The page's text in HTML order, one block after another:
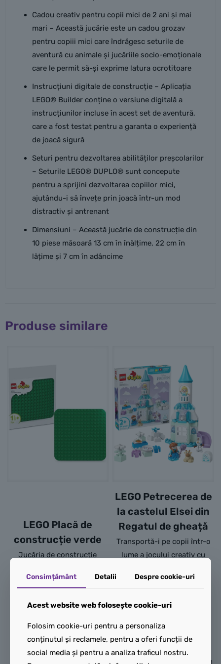
Cadou creativ pentru copii mici de 2 ani și mai
mari – Această jucărie este un cadou grozav
pentru copiii mici care îndrăgesc seturile de
aventură cu animale și jucăriile socio-emoționale
care le permit să-și exprime latura ocrotitoare
Instrucțiuni digitale de construcție – Aplicația
LEGO® Builder conține o versiune digitală a
instrucțiunilor incluse în acest set de aventură,
care a fost testat pentru a garanta o experiență
de joacă sigură
Seturi pentru dezvoltarea abilităților preșcolarilor
– Seturile LEGO® DUPLO® sunt concepute
pentru a sprijini dezvoltarea copiilor mici,
ajutându-i să învețe prin joacă într-un mod
distractiv și antrenant
Dimensiuni – Această jucărie de construcție din
10 piese măsoară 13 cm în înălțime, 22 cm în
lățime și 7 cm în adâncime
Produse similare
LEGO Placă de
construcție verde
Jucăria de construcție
construcție verde (10460)
preșcolarii de 18 luni și mai
mari o pot folosi pentru a
construi, a se juca și a-și
expune creațiile fanteziste.
LEGO Petrecerea de
la castelul Elsei din
Regatul de gheață
Transportă-i pe copii într-o
lume a jocului creativ cu
DUPLO® │ Disney
Elsei din Regatul de gheață
(10455). Setul include
personajele LEGO DUPLO │
Disney Elsa, Anna, Omulețul
de zăpadă Bezea, Puiul Sven
Consimțământ Detalii Despre cookie-uri
Acest website web folosește cookie-uri
Folosim cookie-uri pentru a personaliza
conținutul și reclamele, pentru a oferi funcții de
social media și pentru a analiza traficul nostru.